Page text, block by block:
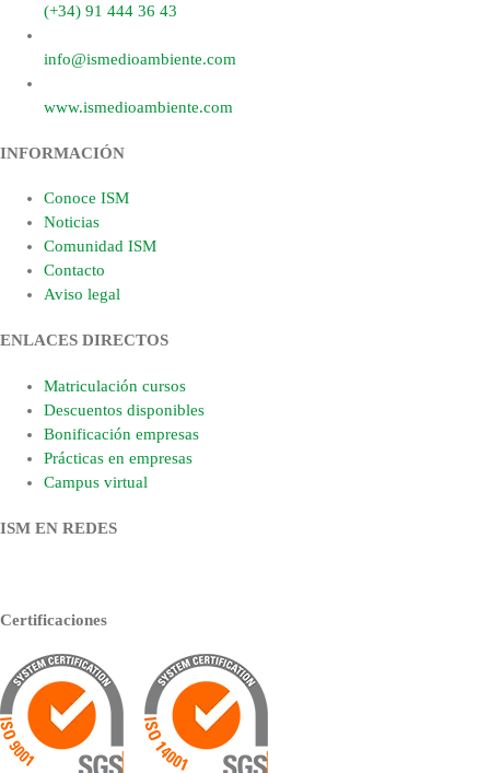
(+34) 91 444 36 43
info@ismedioambiente.com
www.ismedioambiente.com
INFORMACIÓN
Conoce ISM
Noticias
Comunidad ISM
Contacto
Aviso legal
ENLACES DIRECTOS
Matriculación cursos
Descuentos disponibles
Bonificación empresas
Prácticas en empresas
Campus virtual
ISM EN REDES
Certificaciones